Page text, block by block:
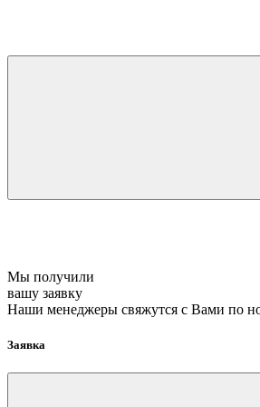
Мы получили
вашу заявку
Наши менеджеры свяжутся с Вами по
Заявка